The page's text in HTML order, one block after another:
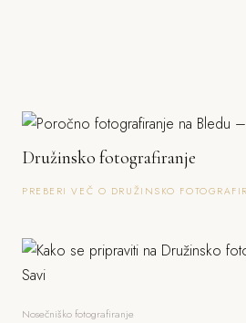
Družinsko fotografiranje
PREBERI VEČ O DRUŽINSKO
Nosečniško fotografiranje